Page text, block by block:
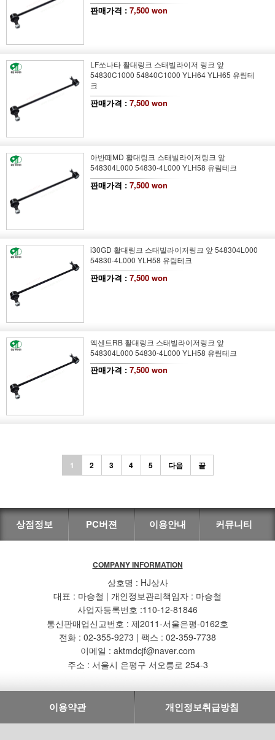
판매가격 : 7,500 won
LF쏘나타 활대링크 스태빌라이저 링크 앞
54830C1000 54840C1000 YLH64 YLH65 유림테
크
판매가격 : 7,500 won
아반떼MD 활대링크 스태빌라이저링크 앞
548304L000 54830-4L000 YLH58 유림테크
판매가격 : 7,500 won
i30GD 활대링크 스태빌라이저링크 앞 548304L000
54830-4L000 YLH58 유림테크
판매가격 : 7,500 won
엑센트RB 활대링크 스태빌라이저링크 앞
548304L000 54830-4L000 YLH58 유림테크
판매가격 : 7,500 won
1 2 3 4 5 다음 끝
상점정보 PC버젼 이용안내 커뮤니티
COMPANY INFORMATION
상호명 : HJ상사
대표 : 마승철 | 개인정보관리책임자 : 마승철
사업자등록번호 :110-12-81846
통신판매업신고번호 : 제2011-서울은평-0162호
전화 : 02-355-9273 | 팩스 : 02-359-7738
이메일 : aktmdcjf@naver.com
주소 : 서울시 은평구 서오릉로 254-3
이용약관 개인정보취급방침